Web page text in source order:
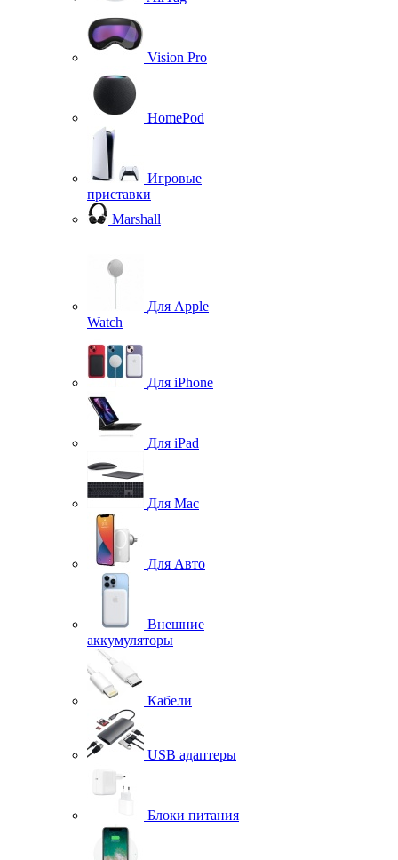
Vision Pro
HomePod
Игровые
приставки
Marshall
Для Apple
Watch
Для iPhone
Для iPad
Для Mac
Для Авто
Внешние
аккумуляторы
Кабели
USB адаптеры
Блоки питания